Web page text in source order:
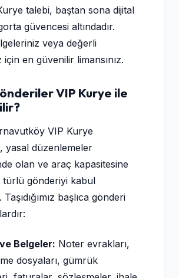
talebi, baştan sona dijital
güvencesi altındadır.
veya değerli
için en güvenilir limansınız.
VIP Kurye ile
VIP Kurye
yasal düzenlemeler
olan ve araç kapasitesine
gönderiyi kabul
başlıca gönderi
Belgeler: Noter evrakları,
dosyaları, gümrük